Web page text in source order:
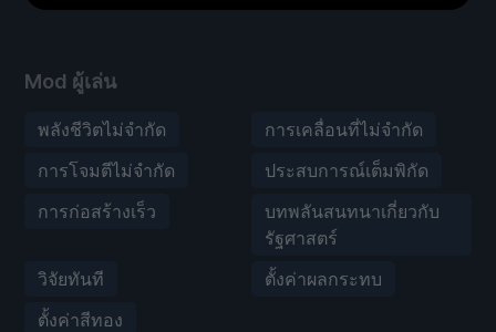
Mod ผู้เล่น
พลังชีวิตไม่จำกัด
การเคลื่อนที่ไม่จำกัด
การโจมตีไม่จำกัด
ประสบการณ์เต็มพิกัด
การก่อสร้างเร็ว
บทพลันสนทนาเกี่ยวกับ
รัฐศาสตร์
วิจัยทันที
ตั้งค่าผลกระทบ
ตั้งค่าสีทอง